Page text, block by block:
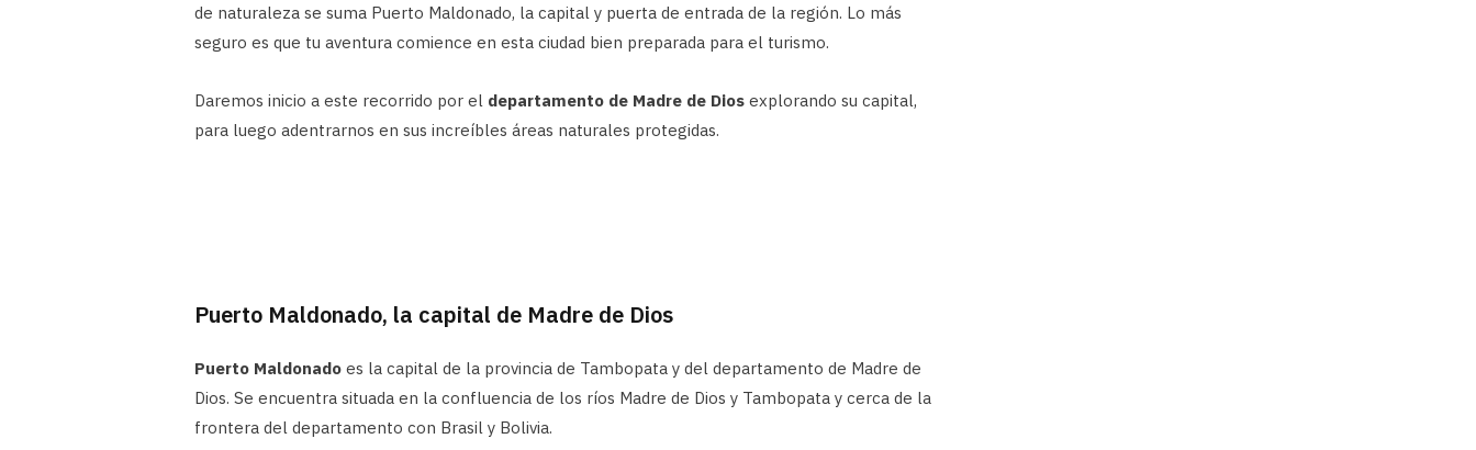
de naturaleza se suma Puerto Maldonado, la capital y puerta de entrada de la región. Lo más
seguro es que tu aventura comience en esta ciudad bien preparada para el turismo.
Daremos inicio a este recorrido por el departamento de Madre de Dios explorando su capital,
para luego adentrarnos en sus increíbles áreas naturales protegidas.
Puerto Maldonado, la capital de Madre de Dios
Puerto Maldonado es la capital de la provincia de Tambopata y del departamento de Madre de
Dios. Se encuentra situada en la confluencia de los ríos Madre de Dios y Tambopata y cerca de la
frontera del departamento con Brasil y Bolivia.